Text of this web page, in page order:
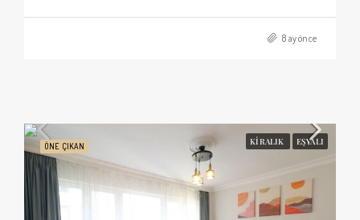
8 ay önce
ÖNE ÇIKAN KIRALIK EŞYALI